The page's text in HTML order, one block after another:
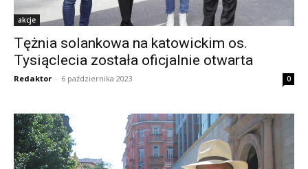
akcje
Tężnia solankowa na katowickim os.
Tysiąclecia została oficjalnie otwarta
Redaktor - 6 października 2023 0